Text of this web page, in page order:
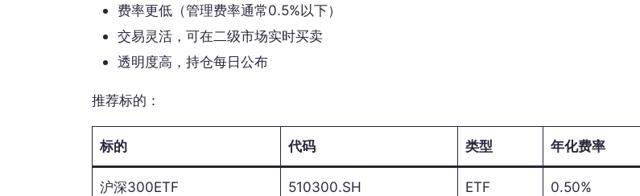
费率更低（管理费率通常0.5%以下）
交易灵活，可在二级市场实时买卖
透明度高，持仓每日公布
推荐标的：
标的 代码 类型 年化费率
沪深300ETF 510300.SH ETF 0.50%